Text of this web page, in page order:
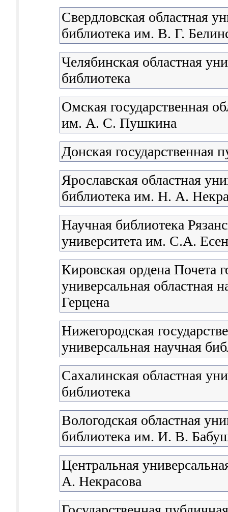
Свердловская областная
библиотека им. В. Г.
Челябинская областная
библиотека
Омская государственная
им. А. С. Пушкина
Донская государственная
Ярославская областная
библиотека им. Н. А.
Научная библиотека
университета им. С.А.
Кировская ордена Почета
универсальная областная
Герцена
Нижегородская
универсальная научная
Сахалинская областная
библиотека
Вологодская областная
библиотека им. И. В.
Центральная
А. Некрасова